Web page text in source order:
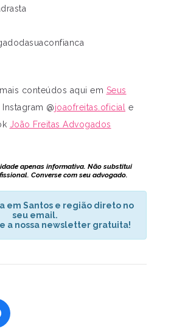
conteúdos aqui em Seus
Instagram @joaofreitas.oficial e
João Freitas Advogados
apenas informativa. Não substitui
Converse com seu advogado.
em Santos e região direto no
seu email.
a nossa newsletter gratuita!